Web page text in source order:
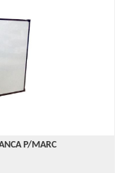
P/MARC